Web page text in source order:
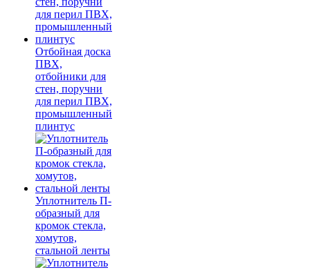
Отбойная доска
ПВХ,
отбойники для
стен, поручни
для перил ПВХ,
промышленный
плинтус
Уплотнитель П-
образный для
кромок стекла,
хомутов,
стальной ленты